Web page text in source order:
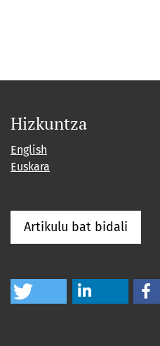
Hizkuntza
English
Euskara
Artikulu bat bidali